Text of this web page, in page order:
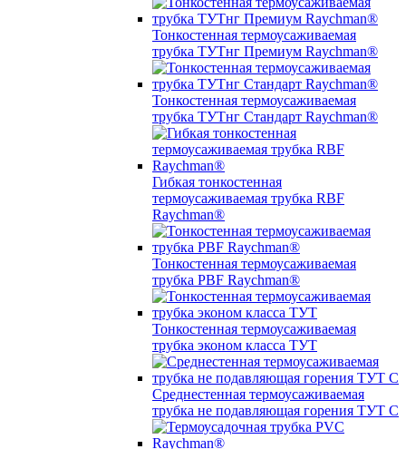
Тонкостенная термоусаживаемая
трубка ТУТнг Премиум Raychman®
Тонкостенная термоусаживаемая
трубка ТУТнг Стандарт Raychman®
Гибкая тонкостенная
термоусаживаемая трубка RBF
Raychman®
Тонкостенная термоусаживаемая
трубка PBF Raychman®
Тонкостенная термоусаживаемая
трубка эконом класса ТУТ
Среднестенная термоусаживаемая
трубка не подавляющая горения ТУТ С